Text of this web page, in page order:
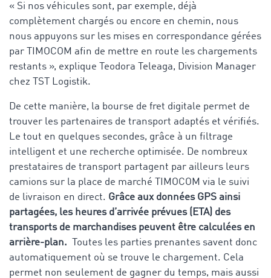
« Si nos véhicules sont, par exemple, déjà
complètement chargés ou encore en chemin, nous
nous appuyons sur les mises en correspondance gérées
par TIMOCOM afin de mettre en route les chargements
restants », explique Teodora Teleaga, Division Manager
chez TST Logistik.
De cette manière, la bourse de fret digitale permet de
trouver les partenaires de transport adaptés et vérifiés.
Le tout en quelques secondes, grâce à un filtrage
intelligent et une recherche optimisée. De nombreux
prestataires de transport partagent par ailleurs leurs
camions sur la place de marché TIMOCOM via le suivi
de livraison en direct. Grâce aux données GPS ainsi
partagées, les heures d’arrivée prévues (ETA) des
transports de marchandises peuvent être calculées en
arrière-plan. Toutes les parties prenantes savent donc
automatiquement où se trouve le chargement. Cela
permet non seulement de gagner du temps, mais aussi